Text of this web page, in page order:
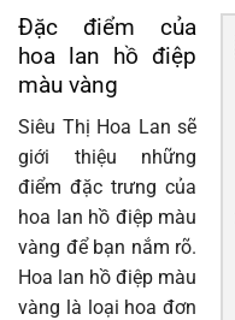
Đặc điểm của
hoa lan hồ điệp
màu vàng
Siêu Thị Hoa Lan sẽ
giới thiệu những
điểm đặc trưng của
hoa lan hồ điệp màu
vàng để bạn nắm rõ.
Hoa lan hồ điệp màu
vàng là loại hoa đơn